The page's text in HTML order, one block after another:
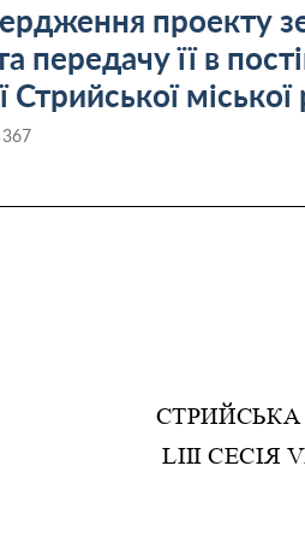
проекту
передачу її в
Стрийської
367